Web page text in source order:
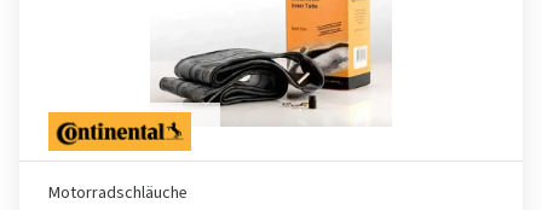
Motorradschläuche